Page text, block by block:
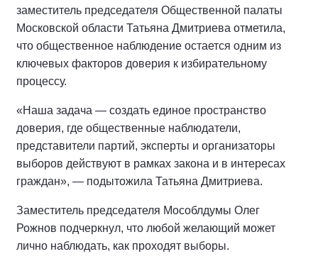
заместитель председателя Общественной палаты
Московской области Татьяна Дмитриева отметила,
что общественное наблюдение остается одним из
ключевых факторов доверия к избирательному
процессу.
«Наша задача — создать единое пространство
доверия, где общественные наблюдатели,
представители партий, эксперты и организаторы
выборов действуют в рамках закона и в интересах
граждан», — подытожила Татьяна Дмитриева.
Заместитель председателя Мособлдумы Олег
Рожнов подчеркнул, что любой желающий может
лично наблюдать, как проходят выборы.